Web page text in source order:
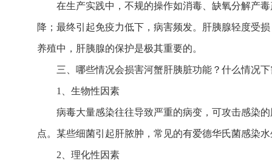
在生产实践中，不规的操作如消毒、缺氧分解产
降；最终引起免疫力低下，病害频发。肝胰腺轻度受
养殖中，肝胰腺的保护是极其重要的。
三、哪些情况会损害河蟹肝胰脏功能？什么情况
1、生物性因素
病毒大量感染往往导致严重的病变，可攻击感染
点。某些细菌引起肝脓肿，常见的有爱德华氏菌感染
2、理化性因素